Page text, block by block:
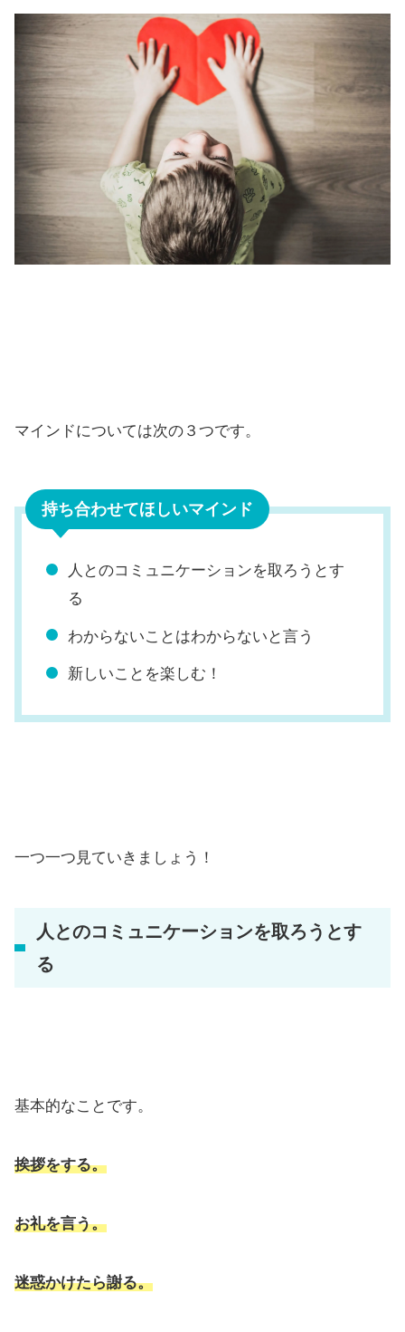
マインドについては次の３つです。
持ち合わせてほしいマインド
人とのコミュニケーションを取ろうとす
る
わからないことはわからないと言う
新しいことを楽しむ！
一つ一つ見ていきましょう！
人とのコミュニケーションを取ろうとす
る
基本的なことです。
挨拶をする。
お礼を言う。
迷惑かけたら謝る。